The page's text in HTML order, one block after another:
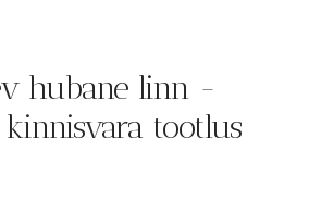
hubane linn -
tootlus